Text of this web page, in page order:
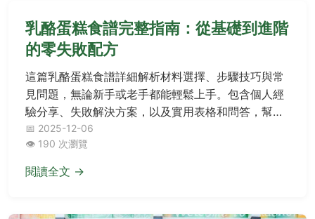
乳酪蛋糕食譜完整指南：從基礎到進階
的零失敗配方
這篇乳酪蛋糕食譜詳細解析材料選擇、步驟技巧與常
見問題，無論新手或老手都能輕鬆上手。包含個人經
驗分享、失敗解決方案，以及實用表格和問答，幫助
你製作完美乳酪蛋糕。從餅乾底到烘烤溫度，全方位
📅 2025-12-06